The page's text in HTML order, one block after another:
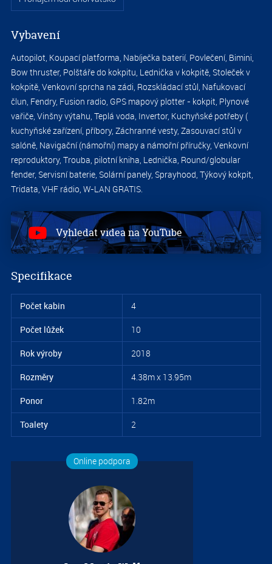
Vybavení
Autopilot, Koupací platforma, Nabíječka baterií, Povlečení, Bimini,
Bow thruster, Polštáře do kokpitu, Lednička v kokpitě, Stoleček v
kokpitě, Venkovní sprcha na zádi, Rozskládací stůl, Nafukovací
člun, Fendry, Fusion radio, GPS mapový plotter - kokpit, Plynové
vařiče, Vinšny výtahu, Teplá voda, Invertor, Kuchyňské potřeby (
kuchyňské zařízení, příbory, Záchranné vesty, Zasouvací stůl v
salóně, Navigační (námořní) mapy a námořní příručky, Venkovní
reproduktory, Trouba, pilotní kniha, Lednička, Round/globular
fender, Servisní baterie, Solární panely, Sprayhood, Týkový kokpit,
Tridata, VHF rádio, W-LAN GRATIS.
Vyhledat videa na YouTube
Specifikace
Počet kabin 4
Počet lůžek 10
Rok výroby 2018
Rozměry 4.38m x 13.95m
Ponor 1.82m
Toalety 2
Online podpora